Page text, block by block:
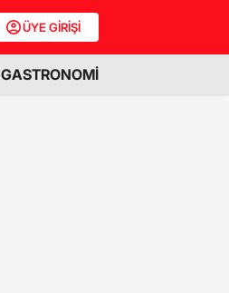
ÜYE GİRİŞİ
GASTRONOMİ